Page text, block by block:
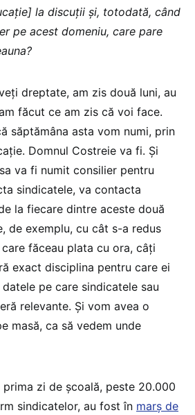
la discuții și, totodată, când
pe acest domeniu, care pare
dreptate, am zis două luni, au
făcut ce am zis că voi face.
săptămâna asta vom numi, prin
Domnul Costreie va fi. Și
va fi numit consilier pentru
sindicatele, va contacta
la fiecare dintre aceste două
de exemplu, cu cât s-a redus
făceau plata cu ora, câți
exact disciplina pentru care ei
pe care sindicatele sau
relevante. Și vom avea o
masă, ca să vedem unde
prima zi de școală, peste 20.000
sindicatelor, au fost în marș de